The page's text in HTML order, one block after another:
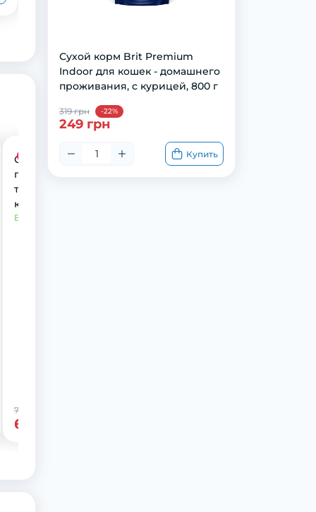
Сухой корм Brit Premium
Indoor для кошек - домашнего
проживания, с курицей, 800 г
319 грн -22%
249 грн
Купить
Спрей AnimAll для
привчання до
туалету для
кошенят, 150 мл
В наличии
75 грн
69 грн